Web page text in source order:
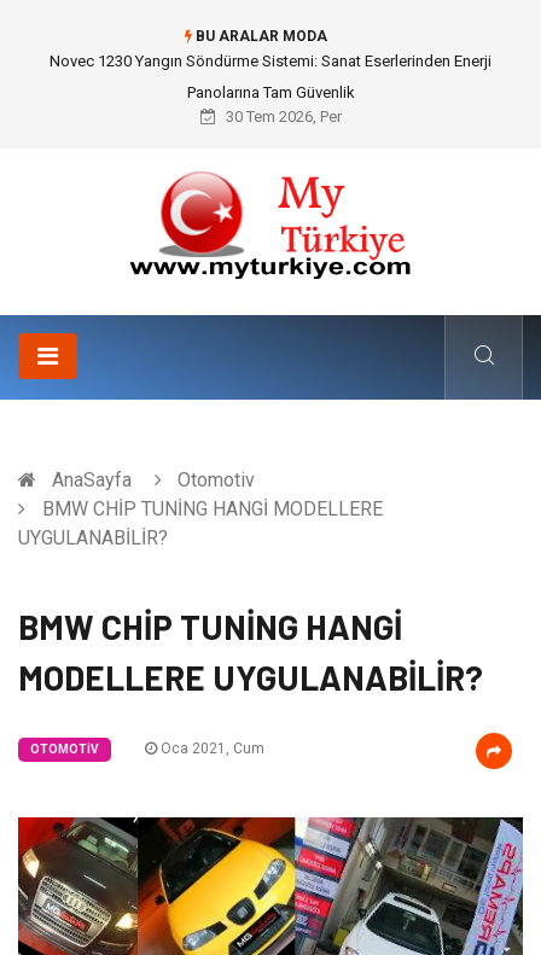
BU ARALAR MODA
Skoda Yedek Parça Seçiminde Teknik Uyumluluk ve Sürüş Konforu
30 Tem 2026, Per
AnaSayfa
Otomotiv
BMW CHİP TUNİNG HANGİ MODELLERE
UYGULANABİLİR?
BMW CHİP TUNİNG HANGİ
MODELLERE UYGULANABİLİR?
OTOMOTIV Oca 2021, Cum